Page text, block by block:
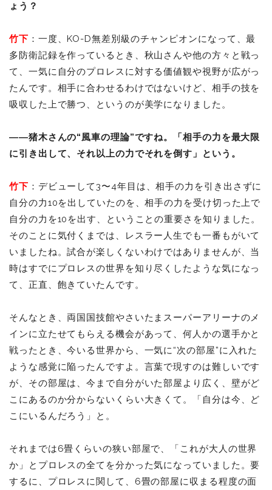
ょう？
竹下 ：一度、KO-D無差別級のチャンピオンになって、最
多防衛記録を作っているとき、秋山さんや他の方々と戦っ
て、一気に自分のプロレスに対する価値観や視野が広がっ
たんです。相手に合わせるわけではないけど、相手の技を
吸収した上で勝つ、というのが美学になりました。
――猪木さんの“風車の理論”ですね。「相手の力を最大限
に引き出して、それ以上の力でそれを倒す」という。
竹下 ：デビューして3〜4年目は、相手の力を引き出さずに
自分の力10を出していたのを、相手の力を受け切った上で
自分の力を10を出す、ということの重要さを知りました。
そのことに気付くまでは、レスラー人生でも一番もがいて
いましたね。試合が楽しくないわけではありませんが、当
時はすでにプロレスの世界を知り尽くしたような気になっ
て、正直、飽きていたんです。
そんなとき、両国国技館やさいたまスーパーアリーナのメ
インに立たせてもらえる機会があって、何人かの選手かと
戦ったとき、今いる世界から、一気に“次の部屋”に入れた
ような感覚に陥ったんですよ。言葉で現すのは難しいです
が、その部屋は、今まで自分がいた部屋より広く、壁がど
こにあるのか分からないくらい大きくて。「自分は今、ど
こにいるんだろう」と。
それまでは6畳くらいの狭い部屋で、「これが大人の世界
か」とプロレスの全てを分かった気になっていました。要
するに、プロレスに関して、6畳の部屋に収まる程度の面